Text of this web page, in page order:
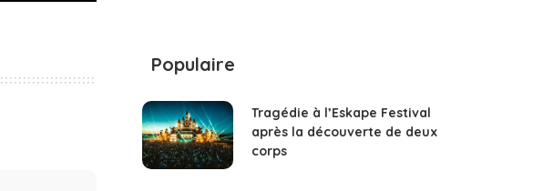
Populaire
Tragédie à l’Eskape Festival
après la découverte de deux
corps